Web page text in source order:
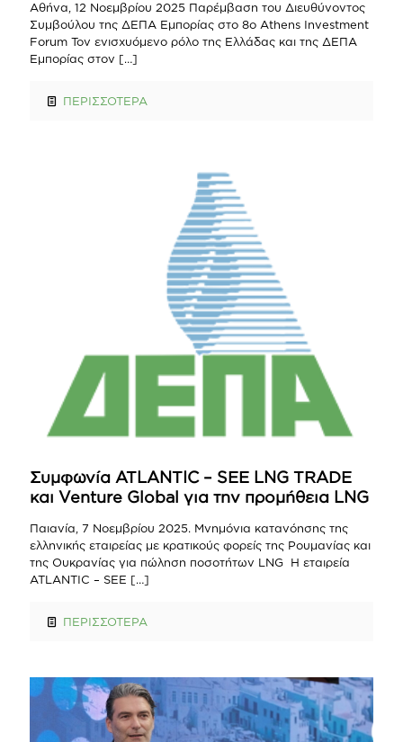
Αθήνα, 12 Νοεμβρίου 2025 Παρέμβαση του Διευθύνοντος
Συμβούλου της ΔΕΠΑ Εμπορίας στο 8ο Athens Investment
Forum Τον ενισχυόμενο ρόλο της Ελλάδας και της ΔΕΠΑ
Εμπορίας στον […]
ΠΕΡΙΣΣΟΤΕΡΑ
Συμφωνία ATLANTIC – SEE LNG TRADE
και Venture Global για την προμήθεια LNG
Παιανία, 7 Νοεμβρίου 2025. Μνημόνια κατανόησης της
ελληνικής εταιρείας με κρατικούς φορείς της Ρουμανίας και
της Ουκρανίας για πώληση ποσοτήτων LNG Η εταιρεία
ATLANTIC – SEE […]
ΠΕΡΙΣΣΟΤΕΡΑ